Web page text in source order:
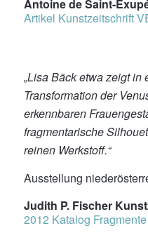
Antoine de Saint-
Artikel Kunstzeitschrift
„Lisa Bäck etwa zeigt in
Transformation der
erkennbaren
fragmentarische
reinen Werkstoff.“
Ausstellung
Judith P. Fischer
2012 Katalog Fragmente